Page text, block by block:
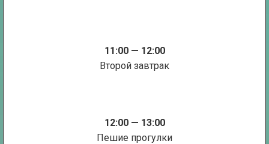
11:00 — 12:00
Второй завтрак
12:00 — 13:00
Пешие прогулки